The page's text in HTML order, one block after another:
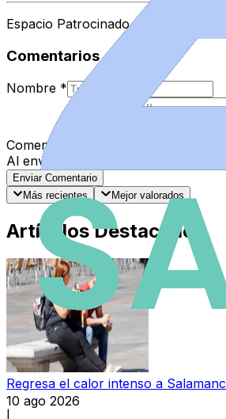
Espacio Patrocinado
Comentarios
Nombre *
Comentario
Al enviar tu comentario, aceptas las
Enviar Comentario
Más recientes
Mejor valorados
Artículos Destacados
Regresa el calor intenso a
10 ago 2026